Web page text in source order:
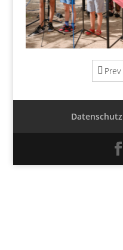
Prev
Datenschutz